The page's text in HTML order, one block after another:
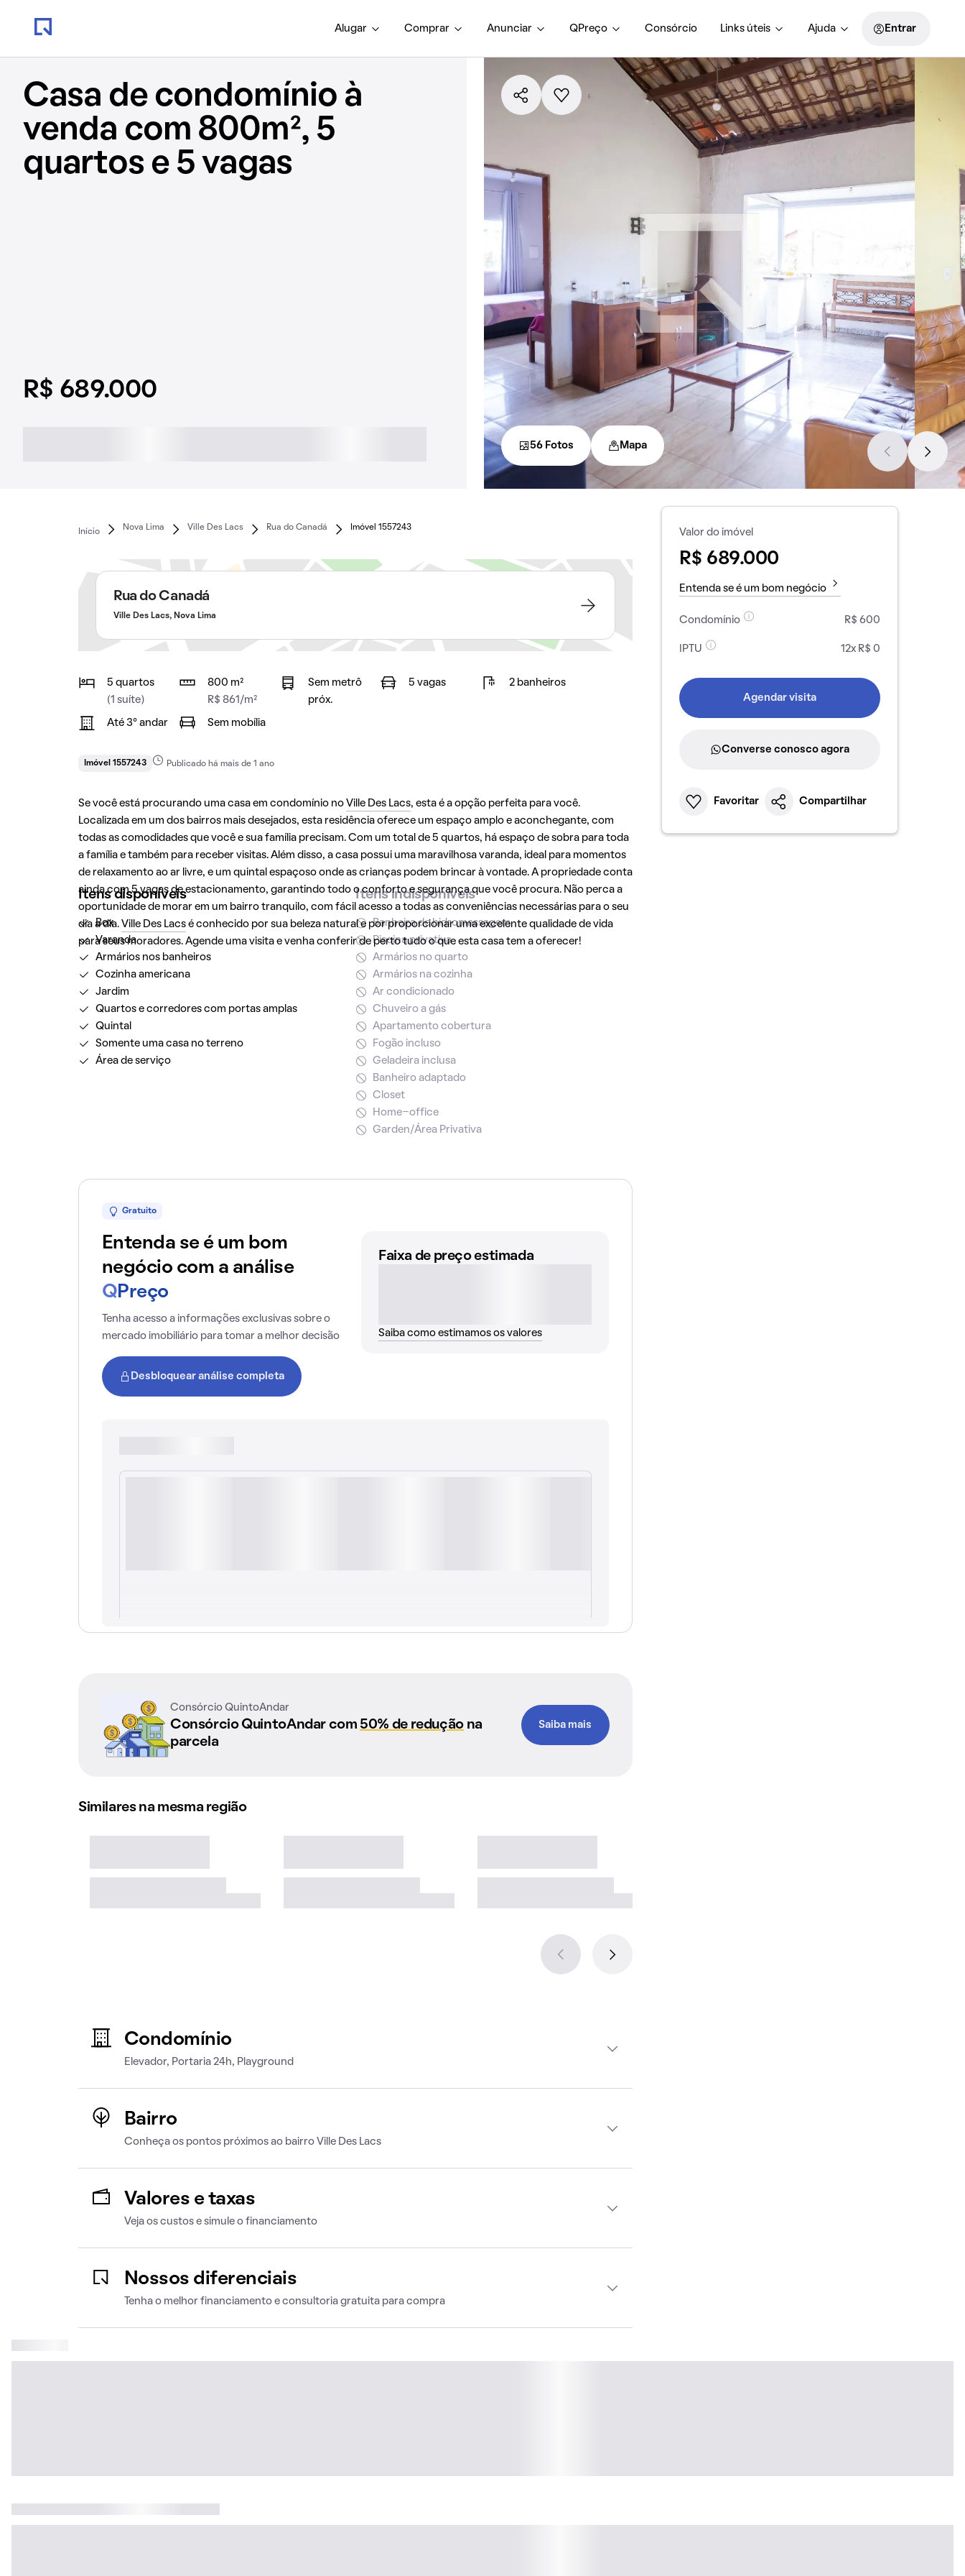
Alugar Comprar Anunciar QPreço Consórcio Links úteis Ajuda Entrar
Casa de condomínio à
venda com 800m², 5
quartos e 5 vagas
R$ 689.000
56 Fotos Mapa
Início
Nova Lima Ville Des Lacs Rua do Canadá Imóvel 1557243
Rua do Canadá
Ville Des Lacs, Nova Lima
5 quartos
(1 suíte)
800 m²
R$ 861/m²
Sem metrô
próx.
5 vagas 2 banheiros
Até 3° andar Sem mobília
Imóvel 1557243 Publicado há mais de 1 ano
Se você está procurando uma casa em condomínio no Ville Des Lacs, esta é a opção perfeita para você.
Localizada em um dos bairros mais desejados, esta residência oferece um espaço amplo e aconchegante, com
todas as comodidades que você e sua família precisam. Com um total de 5 quartos, há espaço de sobra para toda
a família e também para receber visitas. Além disso, a casa possui uma maravilhosa varanda, ideal para momentos
de relaxamento ao ar livre, e um quintal espaçoso onde as crianças podem brincar à vontade. A propriedade conta
ainda com 5 vagas de estacionamento, garantindo todo o conforto e segurança que você procura. Não perca a
oportunidade de morar em um bairro tranquilo, com fácil acesso a todas as conveniências necessárias para o seu
dia a dia. Ville Des Lacsé conhecido por sua beleza natural e por proporcionar uma excelente qualidade de vida
para seus moradores. Agende uma visita e venha conferir de perto tudo o que esta casa tem a oferecer!
Itens disponíveis
Box
Varanda
Armários nos banheiros
Cozinha americana
Jardim
Quartos e corredores com portas amplas
Quintal
Somente uma casa no terreno
Área de serviço
Itens indisponíveis
Banheira de hidromassagem
Piscina privativa
Armários no quarto
Armários na cozinha
Ar condicionado
Chuveiro a gás
Apartamento cobertura
Fogão incluso
Geladeira inclusa
Banheiro adaptado
Closet
Home-office
Garden/Área Privativa
Gratuito
Entenda se é um bom
negócio com a análise
Q Preço
Tenha acesso a informações exclusivas sobre o
mercado imobiliário para tomar a melhor decisão
Desbloquear análise completa
Faixa de preço estimada
Saiba como estimamos os valores
Consórcio QuintoAndar
Consórcio QuintoAndar com 50% de reduçãona
parcela
Saiba mais
Similares na mesma região
Condomínio
Elevador, Portaria 24h, Playground
Bairro
Conheça os pontos próximos ao bairro Ville Des Lacs
Valores e taxas
Veja os custos e simule o financiamento
Nossos diferenciais
Tenha o melhor financiamento e consultoria gratuita para compra
Valor do imóvel
R$ 689.000
Entenda se é um bom negócio
Condomínio R$ 600
IPTU 12x R$ 0
Agendar visita
Converse conosco agora
Favoritar Compartilhar